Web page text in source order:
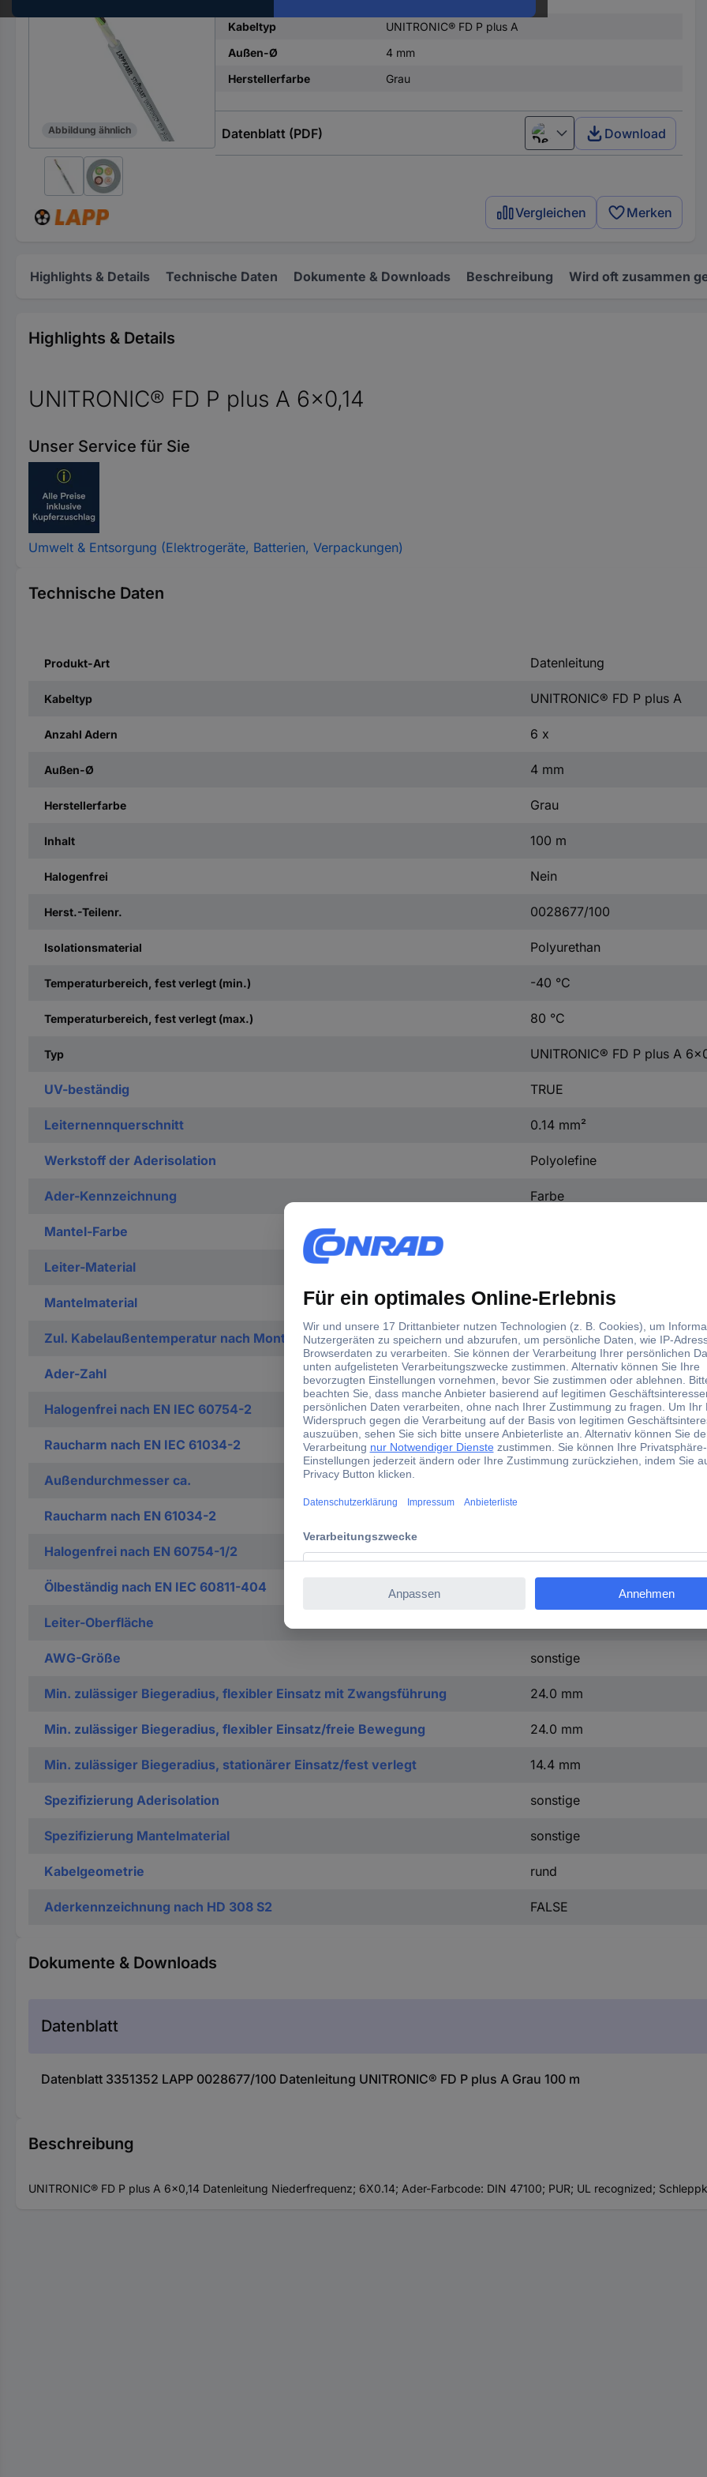
Abbildung ähnlich
Kabeltyp
UNITRONIC® FD P plus A
Außen-Ø
4 mm
Herstellerfarbe
Grau
Datenblatt (PDF) Deutsch (Deutschland)
Download
Vergleichen Merken
Highlights & Details Technische Daten Dokumente & Downloads Beschreibung Wird oft zusammen
Highlights & Details
UNITRONIC® FD P plus A 6x0,14
Unser Service für Sie
Umwelt & Entsorgung (Elektrogeräte, Batterien, Verpackungen)
Technische Daten
Produkt-Art Datenleitung
Kabeltyp UNITRONIC® FD P plus A
Anzahl Adern 6 x
Außen-Ø 4 mm
Herstellerfarbe Grau
Inhalt 100 m
Halogenfrei Nein
Herst.-Teilenr. 0028677/100
Isolationsmaterial Polyurethan
Temperaturbereich, fest verlegt (min.) -40 °C
Temperaturbereich, fest verlegt (max.) 80 °C
Typ UNITRONIC® FD P plus A
UV-beständig TRUE
Leiternennquerschnitt 0.14 mm²
Werkstoff der Aderisolation Polyolefine
Ader-Kennzeichnung Farbe
Mantel-Farbe
Leiter-Material
Mantelmaterial Polyurethan (PUR)
Zul. Kabelaußentemperatur nach Montage ohne Erschütterung -40-80 °C
Ader-Zahl 6
Halogenfrei nach EN IEC 60754-2 FALSE
Raucharm nach EN IEC 61034-2 FALSE
Außendurchmesser ca.
Raucharm nach EN 61034-2
Halogenfrei nach EN 60754-1/2 FALSE
Ölbeständig nach EN IEC 60811-404
Leiter-Oberfläche
AWG-Größe sonstige
Min. zulässiger Biegeradius, flexibler Einsatz mit Zwangsführung 24.0 mm
Min. zulässiger Biegeradius, flexibler Einsatz/freie Bewegung 24.0 mm
Min. zulässiger Biegeradius, stationärer Einsatz/fest verlegt 14.4 mm
Spezifizierung Aderisolation sonstige
Spezifizierung Mantelmaterial sonstige
Kabelgeometrie rund
Aderkennzeichnung nach HD 308 S2 FALSE
Dokumente & Downloads
Datenblatt
Datenblatt 3351352 LAPP 0028677/100 Datenleitung UNITRONIC® FD P plus A Grau 100 m
Beschreibung
UNITRONIC® FD P plus A 6x0,14 Datenleitung Niederfrequenz; 6X0.14; Ader-Farbcode: DIN 47100; PUR; UL recognized;